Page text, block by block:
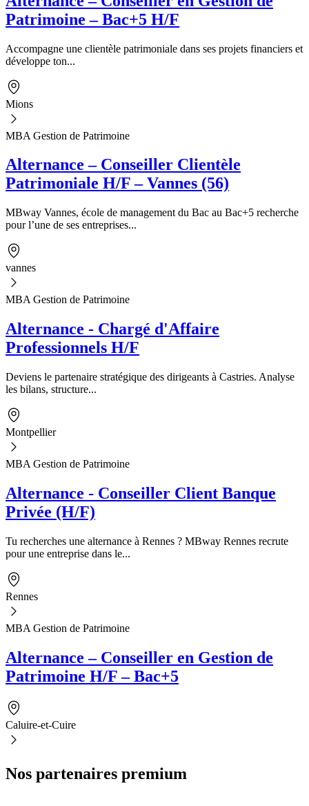
Patrimoine – Bac+5 H/F
Accompagne une clientèle patrimoniale dans ses projets financiers et
développe ton...
Mions
MBA Gestion de Patrimoine
Alternance – Conseiller Clientèle
Patrimoniale H/F – Vannes (56)
MBway Vannes, école de management du Bac au Bac+5 recherche
pour l’une de ses entreprises...
vannes
MBA Gestion de Patrimoine
Alternance - Chargé d'Affaire
Professionnels H/F
Deviens le partenaire stratégique des dirigeants à Castries. Analyse
les bilans, structure...
Montpellier
MBA Gestion de Patrimoine
Alternance - Conseiller Client Banque
Privée (H/F)
Tu recherches une alternance à Rennes ? MBway Rennes recrute
pour une entreprise dans le...
Rennes
MBA Gestion de Patrimoine
Alternance – Conseiller en Gestion de
Patrimoine H/F – Bac+5
Caluire-et-Cuire
Nos partenaires premium